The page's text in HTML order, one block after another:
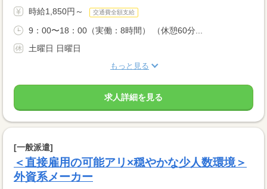
時給1,850円～ 交通費全額支給
9：00〜18：00（実働：8時間） （休憩60分...
土曜日 日曜日
もっと見る
求人詳細を見る
[一般派遣]
＜直接雇用の可能アリ×穏やかな少人数環境＞
外資系メーカー